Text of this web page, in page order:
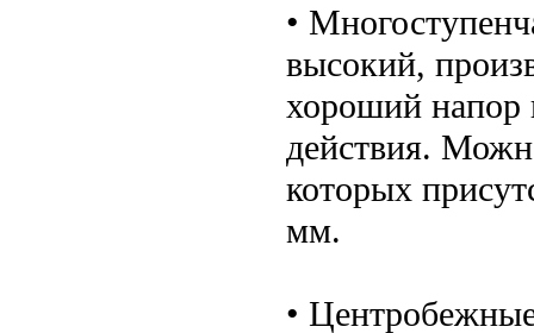
•
высокий,
хороший напор
действия.
которых
мм.
•